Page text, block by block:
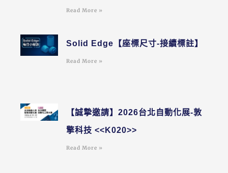
Read More »
Solid Edge【座標尺寸-接續標註】
Read More »
【誠摯邀請】2026台北自動化展-敦
擎科技 <<K020>>
Read More »